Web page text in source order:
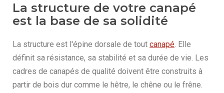
La structure de votre canapé
est la base de sa solidité
La structure est l'épine dorsale de tout canapé. Elle
définit sa résistance, sa stabilité et sa durée de vie. Les
cadres de canapés de qualité doivent être construits à
partir de bois dur comme le hêtre, le chêne ou le frêne.